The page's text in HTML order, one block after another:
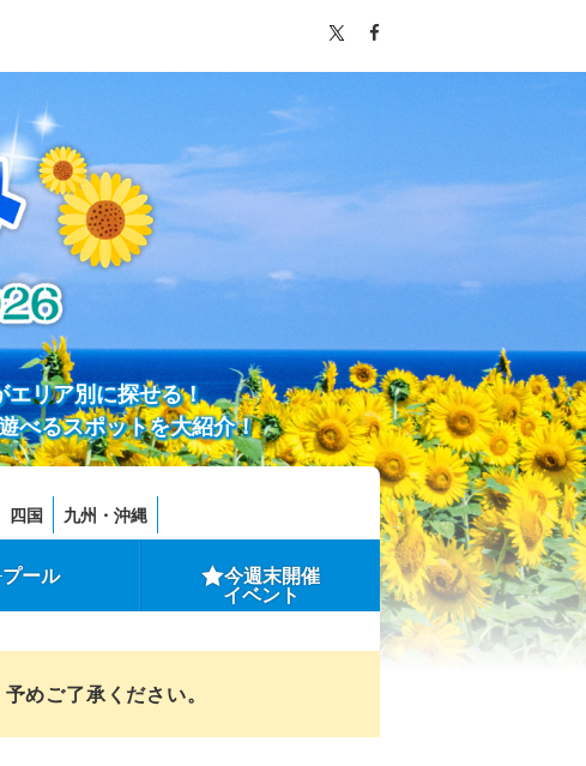
エリア別に探せる！
べるスポットを大紹介！
四国 九州・沖縄
プール 今週末開催
イベント
めご了承ください。